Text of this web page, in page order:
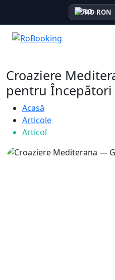
RO·RON
Croaziere
pentru Începători
Acasă
Articole
Articol